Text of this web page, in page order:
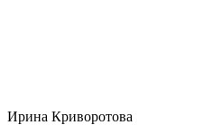
Ирина Криворотова